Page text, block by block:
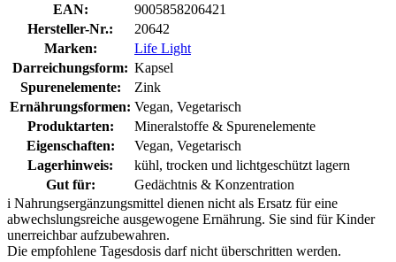
EAN:
9005858206421
Hersteller-Nr.:
20642
Marken:
Life Light
Darreichungsform: Kapsel
Spurenelemente:
Zink
Ernährungsformen: Vegan, Vegetarisch
Produktarten:
Mineralstoffe & Spurenelemente
Eigenschaften:
Vegan, Vegetarisch
Lagerhinweis:
kühl, trocken und lichtgeschützt lagern
Gut für:
Gedächtnis & Konzentration
i Nahrungsergänzungsmittel dienen nicht als Ersatz für eine
abwechslungsreiche ausgewogene Ernährung. Sie sind für Kinder
unerreichbar aufzubewahren.
Die empfohlene Tagesdosis darf nicht überschritten werden.